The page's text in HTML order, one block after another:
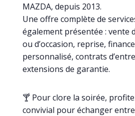
MAZDA, depuis 2013.
Une offre complète de
également présentée : vente
ou d’occasion, reprise,
personnalisé, contrats
extensions de garantie.
🍸 Pour clore la soirée,
convivial pour échanger